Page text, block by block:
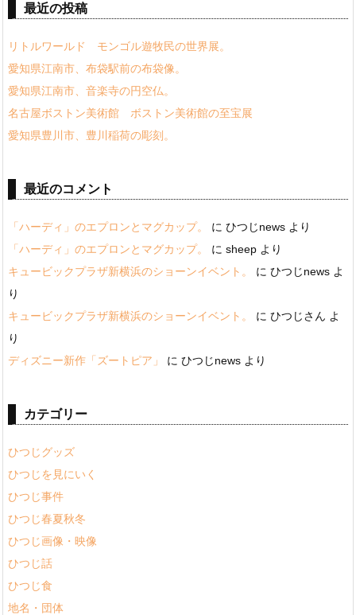
最近の投稿
リトルワールド モンゴル遊牧民の世界展。
愛知県江南市、布袋駅前の布袋像。
愛知県江南市、音楽寺の円空仏。
名古屋ボストン美術館 ボストン美術館の至宝展
愛知県豊川市、豊川稲荷の彫刻。
最近のコメント
「ハーディ」のエプロンとマグカップ。 に ひつじnews より
「ハーディ」のエプロンとマグカップ。
に sheep より
キュービックプラザ新横浜のショーンイベント。
に ひつじnews よ
り
キュービックプラザ新横浜のショーンイベント。
に ひつじさん よ
り
ディズニー新作「ズートピア」
に ひつじnews より
カテゴリー
ひつじグッズ
ひつじを見にいく
ひつじ事件
ひつじ春夏秋冬
ひつじ画像・映像
ひつじ話
ひつじ食
地名・団体